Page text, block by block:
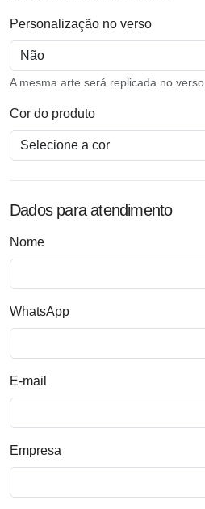
Personalização no verso
A mesma arte será replicada no verso.
Cor do produto
Dados para atendimento
Nome
WhatsApp
E-mail
Empresa